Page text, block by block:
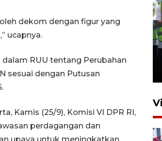
dekom dengan figur yang
ucapnya.
RUU tentang Perubahan
sesuai dengan Putusan
Kamis (25/9), Komisi VI DPR RI,
perdagangan dan
upaya untuk meningkatkan
November
Juli 2026 09:29